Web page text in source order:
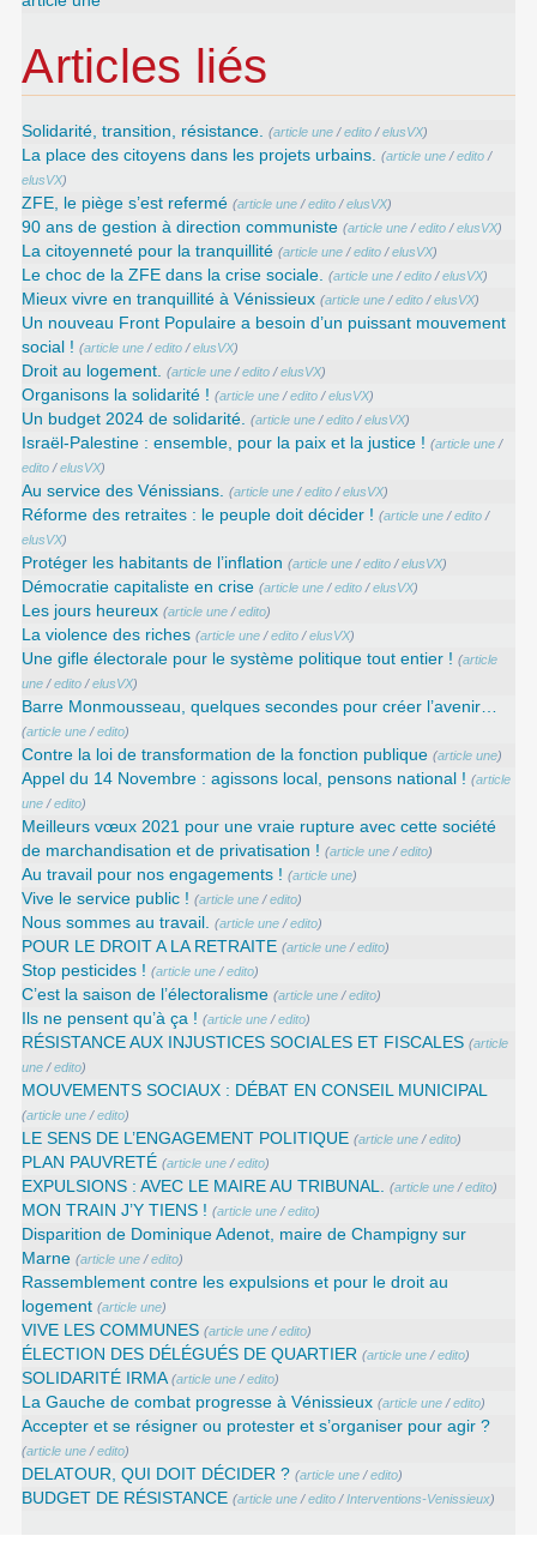
Articles liés
Solidarité, transition, résistance. (article une /edito /elusVX)
La place des citoyens dans les projets urbains. (article une /edito /
elusVX)
ZFE, le piège s’est refermé (article une /edito /elusVX)
90 ans de gestion à direction communiste (article une /edito /elusVX)
La citoyenneté pour la tranquillité (article une /edito /elusVX)
Le choc de la ZFE dans la crise sociale. (article une /edito /elusVX)
Mieux vivre en tranquillité à Vénissieux (article une /edito /elusVX)
Un nouveau Front Populaire a besoin d’un puissant mouvement
social ! (article une /edito /elusVX)
Droit au logement. (article une /edito /elusVX)
Organisons la solidarité ! (article une /edito /elusVX)
Un budget 2024 de solidarité. (article une /edito /elusVX)
Israël-Palestine : ensemble, pour la paix et la justice ! (article une /
edito /elusVX)
Au service des Vénissians. (article une /edito /elusVX)
Réforme des retraites : le peuple doit décider ! (article une /edito /
elusVX)
Protéger les habitants de l’inflation (article une /edito /elusVX)
Démocratie capitaliste en crise (article une /edito /elusVX)
Les jours heureux (article une /edito)
La violence des riches (article une /edito /elusVX)
Une gifle électorale pour le système politique tout entier ! (article
une /edito /elusVX)
Barre Monmousseau, quelques secondes pour créer l’avenir…
(article une /edito)
Contre la loi de transformation de la fonction publique (article une)
Appel du 14 Novembre : agissons local, pensons national ! (article
une /edito)
Meilleurs vœux 2021 pour une vraie rupture avec cette société
de marchandisation et de privatisation ! (article une /edito)
Au travail pour nos engagements ! (article une)
Vive le service public ! (article une /edito)
Nous sommes au travail. (article une /edito)
POUR LE DROIT A LA RETRAITE (article une /edito)
Stop pesticides ! (article une /edito)
C’est la saison de l’électoralisme (article une /edito)
Ils ne pensent qu’à ça ! (article une /edito)
RÉSISTANCE AUX INJUSTICES SOCIALES ET FISCALES (article
une /edito)
MOUVEMENTS SOCIAUX : DÉBAT EN CONSEIL MUNICIPAL
(article une /edito)
LE SENS DE L’ENGAGEMENT POLITIQUE (article une /edito)
PLAN PAUVRETÉ (article une /edito)
EXPULSIONS : AVEC LE MAIRE AU TRIBUNAL. (article une /edito)
MON TRAIN J’Y TIENS ! (article une /edito)
Disparition de Dominique Adenot, maire de Champigny sur
Marne (article une /edito)
Rassemblement contre les expulsions et pour le droit au
logement (article une)
VIVE LES COMMUNES (article une /edito)
ÉLECTION DES DÉLÉGUÉS DE QUARTIER (article une /edito)
SOLIDARITÉ IRMA (article une /edito)
La Gauche de combat progresse à Vénissieux (article une /edito)
Accepter et se résigner ou protester et s’organiser pour agir ?
(article une /edito)
DELATOUR, QUI DOIT DÉCIDER ? (article une /edito)
BUDGET DE RÉSISTANCE (article une /edito /Interventions-Venissieux)